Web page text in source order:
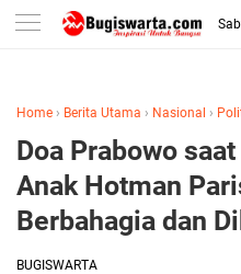
-->
Home › Berita Utama › Nasional ›
Doa Prabowo
Anak Hotman
Berbahagia dan
BUGISWARTA